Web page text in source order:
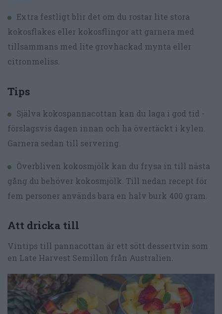
Extra festligt blir det om du rostar lite stora
kokosflakes eller kokosflingor att garnera med
tillsammans med lite grovhackad mynta eller
citronmeliss.
Tips
Själva kokospannacottan kan du laga i god tid -
förslagsvis dagen innan och ha övertäckt i kylen.
Garnera sedan till servering.
Överbliven kokosmjölk kan du frysa in till nästa
gång du behöver kokosmjölk. Till nedan recept för
fem personer används bara en halv burk 400 gram.
Att dricka till
Vintips till pannacottan är ett sött dessertvin som
en Late Harvest Semillon från Australien.